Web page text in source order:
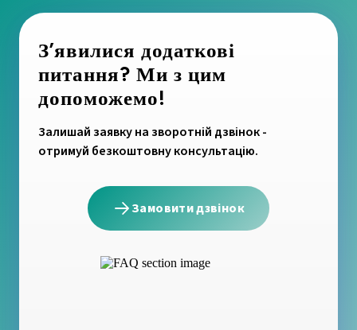
З’явилися додаткові
питання? Ми з цим
допоможемо!
Залишай заявку на зворотній дзвінок -
отримуй безкоштовну консультацію.
Замовити дзвінок